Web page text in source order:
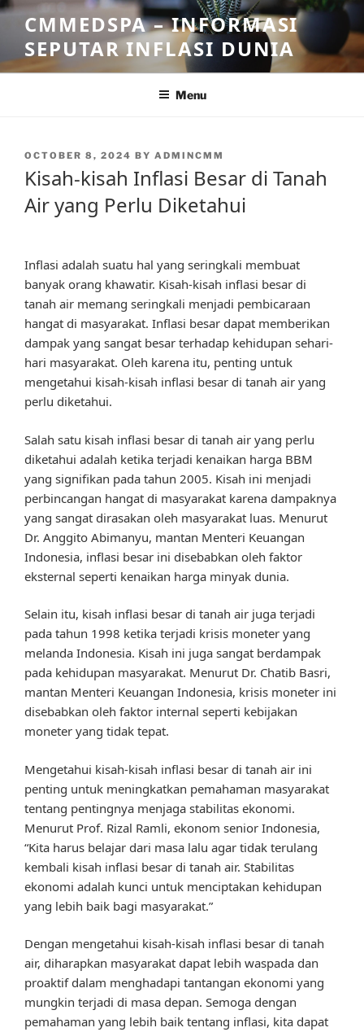
Skip
content
CMMEDSPA – INFORMASI
SEPUTAR INFLASI DUNIA
Menu
POSTED
ON
OCTOBER 8, 2024 BY ADMINCMM
Kisah-kisah Inflasi Besar di Tanah
Air yang Perlu Diketahui
Inflasi adalah suatu hal yang seringkali membuat
banyak orang khawatir. Kisah-kisah inflasi besar di
tanah air memang seringkali menjadi pembicaraan
hangat di masyarakat. Inflasi besar dapat memberikan
dampak yang sangat besar terhadap kehidupan sehari-
hari masyarakat. Oleh karena itu, penting untuk
mengetahui kisah-kisah inflasi besar di tanah air yang
perlu diketahui.
Salah satu kisah inflasi besar di tanah air yang perlu
diketahui adalah ketika terjadi kenaikan harga BBM
yang signifikan pada tahun 2005. Kisah ini menjadi
perbincangan hangat di masyarakat karena dampaknya
yang sangat dirasakan oleh masyarakat luas. Menurut
Dr. Anggito Abimanyu, mantan Menteri Keuangan
Indonesia, inflasi besar ini disebabkan oleh faktor
eksternal seperti kenaikan harga minyak dunia.
Selain itu, kisah inflasi besar di tanah air juga terjadi
pada tahun 1998 ketika terjadi krisis moneter yang
melanda Indonesia. Kisah ini juga sangat berdampak
pada kehidupan masyarakat. Menurut Dr. Chatib Basri,
mantan Menteri Keuangan Indonesia, krisis moneter ini
disebabkan oleh faktor internal seperti kebijakan
moneter yang tidak tepat.
Mengetahui kisah-kisah inflasi besar di tanah air ini
penting untuk meningkatkan pemahaman masyarakat
tentang pentingnya menjaga stabilitas ekonomi.
Menurut Prof. Rizal Ramli, ekonom senior Indonesia,
“Kita harus belajar dari masa lalu agar tidak terulang
kembali kisah inflasi besar di tanah air. Stabilitas
ekonomi adalah kunci untuk menciptakan kehidupan
yang lebih baik bagi masyarakat.”
Dengan mengetahui kisah-kisah inflasi besar di tanah
air, diharapkan masyarakat dapat lebih waspada dan
proaktif dalam menghadapi tantangan ekonomi yang
mungkin terjadi di masa depan. Semoga dengan
pemahaman yang lebih baik tentang inflasi, kita dapat